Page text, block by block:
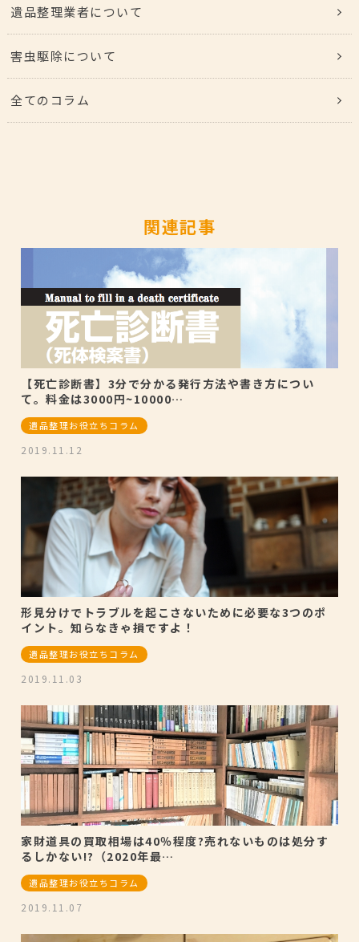
遺品整理業者について
害虫駆除について
全てのコラム
関連記事
【死亡診断書】3分で分かる発行方法や書き方につい
て。料金は3000円~10000…
遺品整理お役立ちコラム
2019.11.12
形見分けでトラブルを起こさないために必要な3つのポ
イント。知らなきゃ損ですよ！
遺品整理お役立ちコラム
2019.11.03
家財道具の買取相場は40％程度?売れないものは処分す
るしかない!?（2020年最…
遺品整理お役立ちコラム
2019.11.07